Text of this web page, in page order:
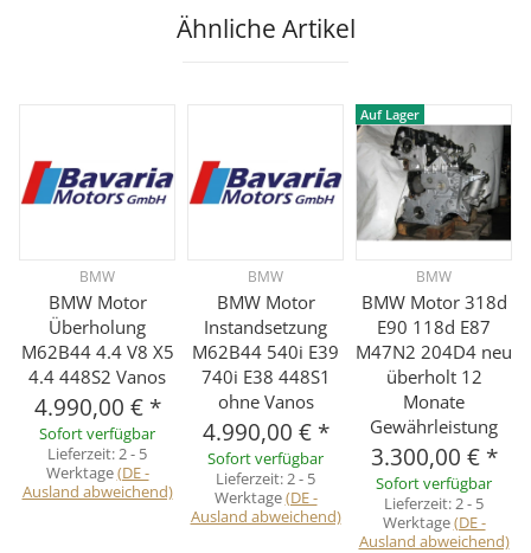
Ähnliche Artikel
BMW
BMW Motor
Überholung
M62B44 4.4 V8 X5
4.4 448S2 Vanos
4.990,00 € *
Sofort verfügbar
Lieferzeit:2 - 5
Werktage(DE -
Ausland abweichend)
BMW
BMW Motor
Instandsetzung
M62B44 540i E39
740i E38 448S1
ohne Vanos
4.990,00 € *
Sofort verfügbar
Lieferzeit:2 - 5
Werktage(DE -
Ausland abweichend)
Auf Lager
BMW
BMW Motor 318d
E90 118d E87
M47N2 204D4 neu
überholt 12
Monate
Gewährleistung
3.300,00 € *
Sofort verfügbar
Lieferzeit:2 - 5
Werktage(DE -
Ausland abweichend)